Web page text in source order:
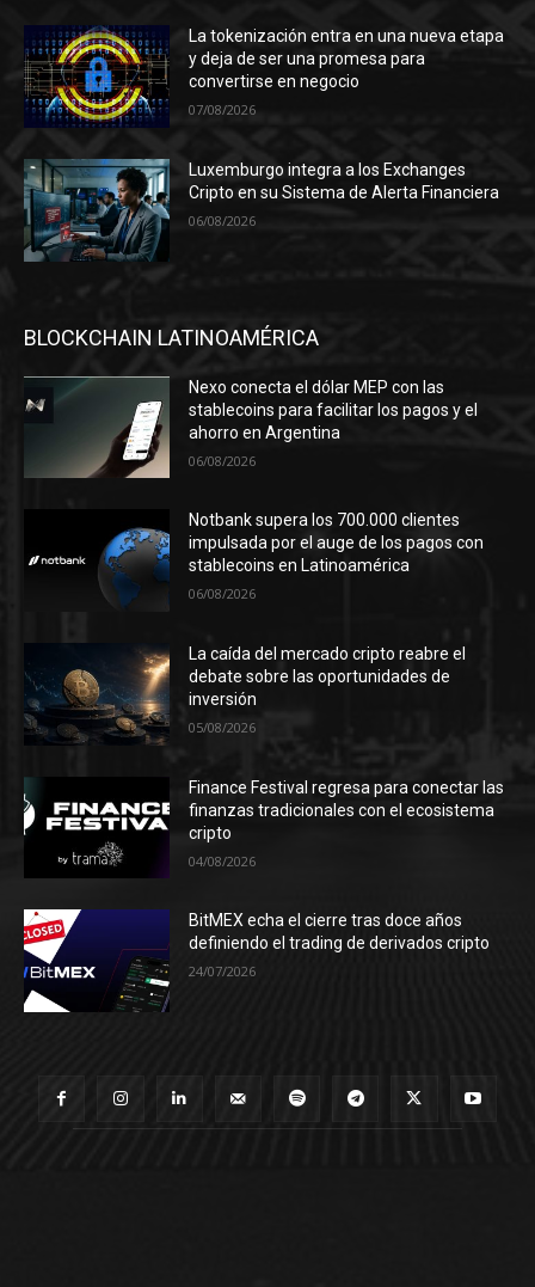
La tokenización entra en una nueva etapa
y deja de ser una promesa para
convertirse en negocio
07/08/2026
Luxemburgo integra a los Exchanges
Cripto en su Sistema de Alerta Financiera
06/08/2026
BLOCKCHAIN LATINOAMÉRICA
Nexo conecta el dólar MEP con las
stablecoins para facilitar los pagos y el
ahorro en Argentina
06/08/2026
Notbank supera los 700.000 clientes
impulsada por el auge de los pagos con
stablecoins en Latinoamérica
06/08/2026
La caída del mercado cripto reabre el
debate sobre las oportunidades de
inversión
05/08/2026
Finance Festival regresa para conectar las
finanzas tradicionales con el ecosistema
cripto
04/08/2026
BitMEX echa el cierre tras doce años
definiendo el trading de derivados cripto
24/07/2026